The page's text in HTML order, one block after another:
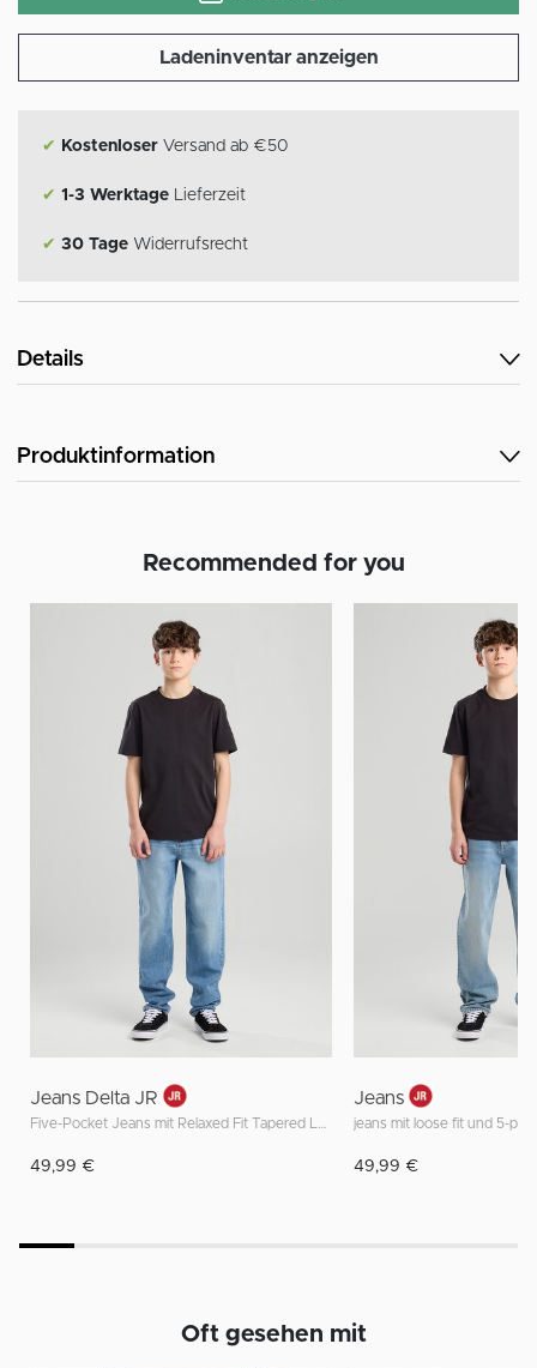
Ladeninventar anzeigen
✔ Kostenloser Versand ab €50
✔ 1-3 Werktage Lieferzeit
✔ 30 Tage Widerrufsrecht
Details
Produktinformation
Recommended for you
Jeans Delta JR
49,99 €
Jeans
jeans mit loose fit und 5-
49,99 €
Oft gesehen mit